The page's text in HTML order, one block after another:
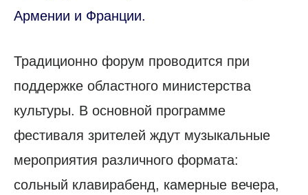
Армении и Франции.
Традиционно форум проводится при
поддержке областного министерства
культуры. В основной программе
фестиваля зрителей ждут музыкальные
мероприятия различного формата:
сольный клавирабенд, камерные вечера,